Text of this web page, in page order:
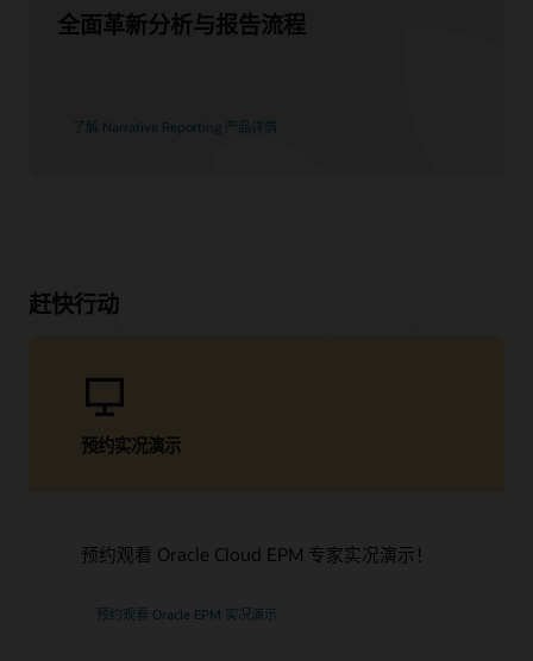
全面革新分析与报告流程
了解 Narrative Reporting 产品详情
赶快行动
预约实况演示
预约观看 Oracle Cloud EPM 专家实况演示！
预约观看 Oracle EPM 实况演示